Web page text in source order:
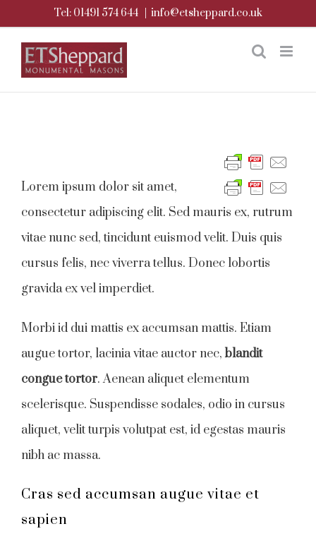
content
Tel: 01491 574 644 info@etsheppard.co.uk
Lorem ipsum dolor sit amet,
consectetur adipiscing elit. Sed mauris ex, rutrum
vitae nunc sed, tincidunt euismod velit. Duis quis
cursus felis, nec viverra tellus. Donec lobortis
gravida ex vel imperdiet.
Morbi id dui mattis ex accumsan mattis. Etiam
augue tortor, lacinia vitae auctor nec,blandit
congue tortor. Aenean aliquet elementum
scelerisque. Suspendisse sodales, odio in cursus
aliquet, velit turpis volutpat est, id egestas mauris
nibh ac massa.
Cras sed accumsan augue vitae et
sapien